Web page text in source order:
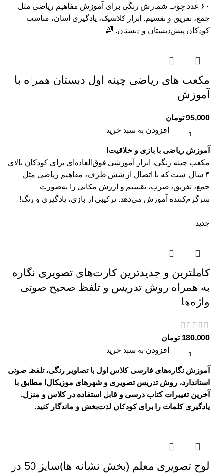
۶۰ عدد چوب شمارش رنگی برای آموزش مفاهیم ریاضی مثل
جمع، تفریق و تقسیم. ابزار کلاسیک، یادگیری آسان، مناسب
کودکان پیش‌دبستان و دبستان. 🌈📏
مکعب های ریاضی چینه اول دبستان همراه با
آموزش
95,000 تومان
افزودن به سبد خرید
آموزش ریاضی با بازی و خلاقیت!
مکعب چینه رنگی، ابزار آموزشی فوق‌العاده‌ای برای کودکان بالای
۴ سال است که با اتصال از شش طرف، مفاهیم ریاضی مثل
جمع، تفریق، ضرب، تقسیم و ارزش مکانی را به‌صورت
سرگرم‌کننده آموزش می‌دهد. ترکیبی از بازی، یادگیری و رنگ!
جدید
کاملترین و جدیدترین کارت‌های تصویری نگاره
به همراه روش تدریس و تلفظ صحیح صوتی
واژه‌ها
180,000 تومان
افزودن به سبد خرید
آموزش نگاره‌های فارسی کلاس اول با تصاویر رنگی، تلفظ صوتی
استاندارد، روش تدریس تصویری و شهرهای موزیکال! مطابق با
آخرین تغییرات کتاب درسی و قابل استفاده در کلاس و منزل.
یادگیری کلمات را برای کودکان لذت‌بخش و ماندگار کنید.
لوح تصويری معلم (بخش نشانه ها)سایز 50 در